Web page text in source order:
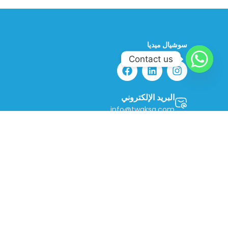
سوشيال ميديا
البريد الإلكتروني
info@twgksa.com
Contact us